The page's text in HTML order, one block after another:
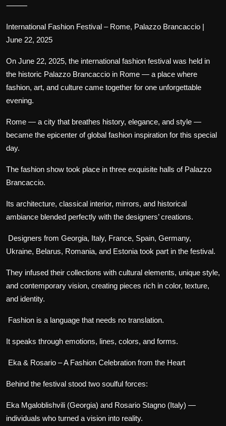
⸻
International Fashion Festival – Rome, Palazzo Brancaccio |
June 22, 2025
On June 22, 2025, the international fashion festival was held in
the historic Palazzo Brancaccio in Rome — a place where
fashion, art, and culture came together for one unforgettable
evening.
Rome — a city that breathes history, elegance, and style —
became the epicenter of global fashion inspiration for this special
day.
The fashion show took place in three exquisite halls of Palazzo
Brancaccio.
Its architecture, classical interior, mirrors, and historical
ambiance blended perfectly with the designers’ creations.
Designers from Georgia, Italy, France, Spain, Germany,
Ukraine, Belarus, Romania, and Estonia took part in the festival.
They infused their collections with cultural elements, unique style,
and contemporary vision, creating pieces rich in color, texture,
and identity.
Fashion is a language that needs no translation.
It speaks through emotions, lines, colors, and forms.
Eka & Rosario – A Fashion Celebration from the Heart
Behind the festival stood two soulful forces:
Eka Mgaloblishvili (Georgia) and Rosario Stagno (Italy) —
individuals who turned a vision into reality.